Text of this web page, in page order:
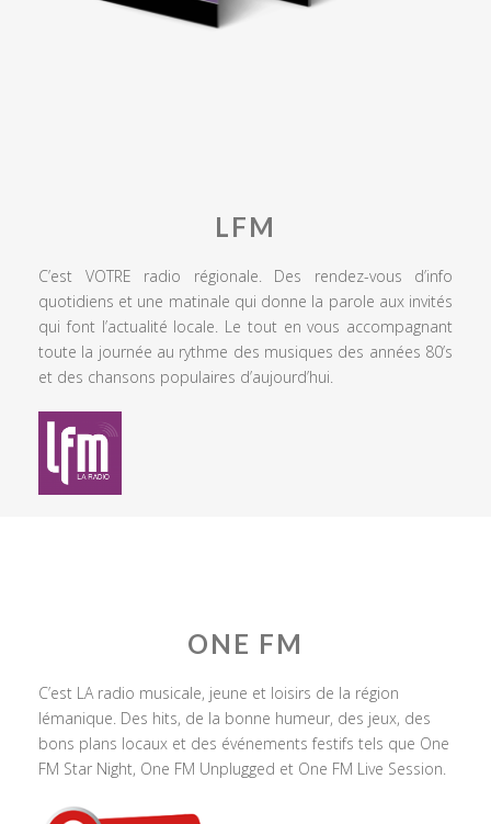
LFM
C’est VOTRE radio régionale. Des rendez-vous d’info
quotidiens et une matinale qui donne la parole aux invités
qui font l’actualité locale. Le tout en vous accompagnant
toute la journée au rythme des musiques des années 80’s
et des chansons populaires d’aujourd’hui.
ONE FM
C’est LA radio musicale, jeune et loisirs de la région
lémanique. Des hits, de la bonne humeur, des jeux, des
bons plans locaux et des événements festifs tels que One
FM Star Night, One FM Unplugged et One FM Live Session.